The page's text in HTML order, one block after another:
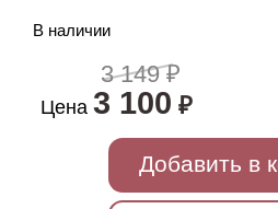
В наличии
3 149 ₽
Цена 3 100 ₽
Добавить в